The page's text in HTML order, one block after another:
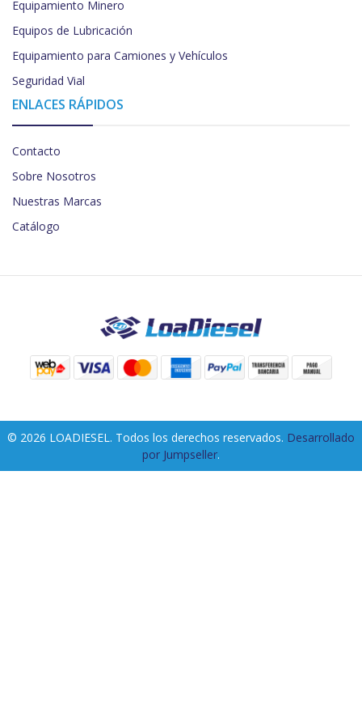
Equipamiento Minero
Equipos de Lubricación
Equipamiento para Camiones y Vehículos
Seguridad Vial
ENLACES RÁPIDOS
Contacto
Sobre Nosotros
Nuestras Marcas
Catálogo
© 2026 LOADIESEL. Todos los derechos reservados. Desarrollado
por Jumpseller.